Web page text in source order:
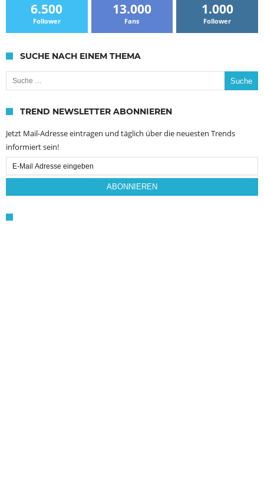
6.500
Follower
13.000
Fans
1.000
Follower
SUCHE NACH EINEM THEMA
Suche nach:
TREND NEWSLETTER ABONNIEREN
Jetzt Mail-Adresse eintragen und täglich über die neuesten Trends
informiert sein!
Email
Subscription
ABONNIEREN